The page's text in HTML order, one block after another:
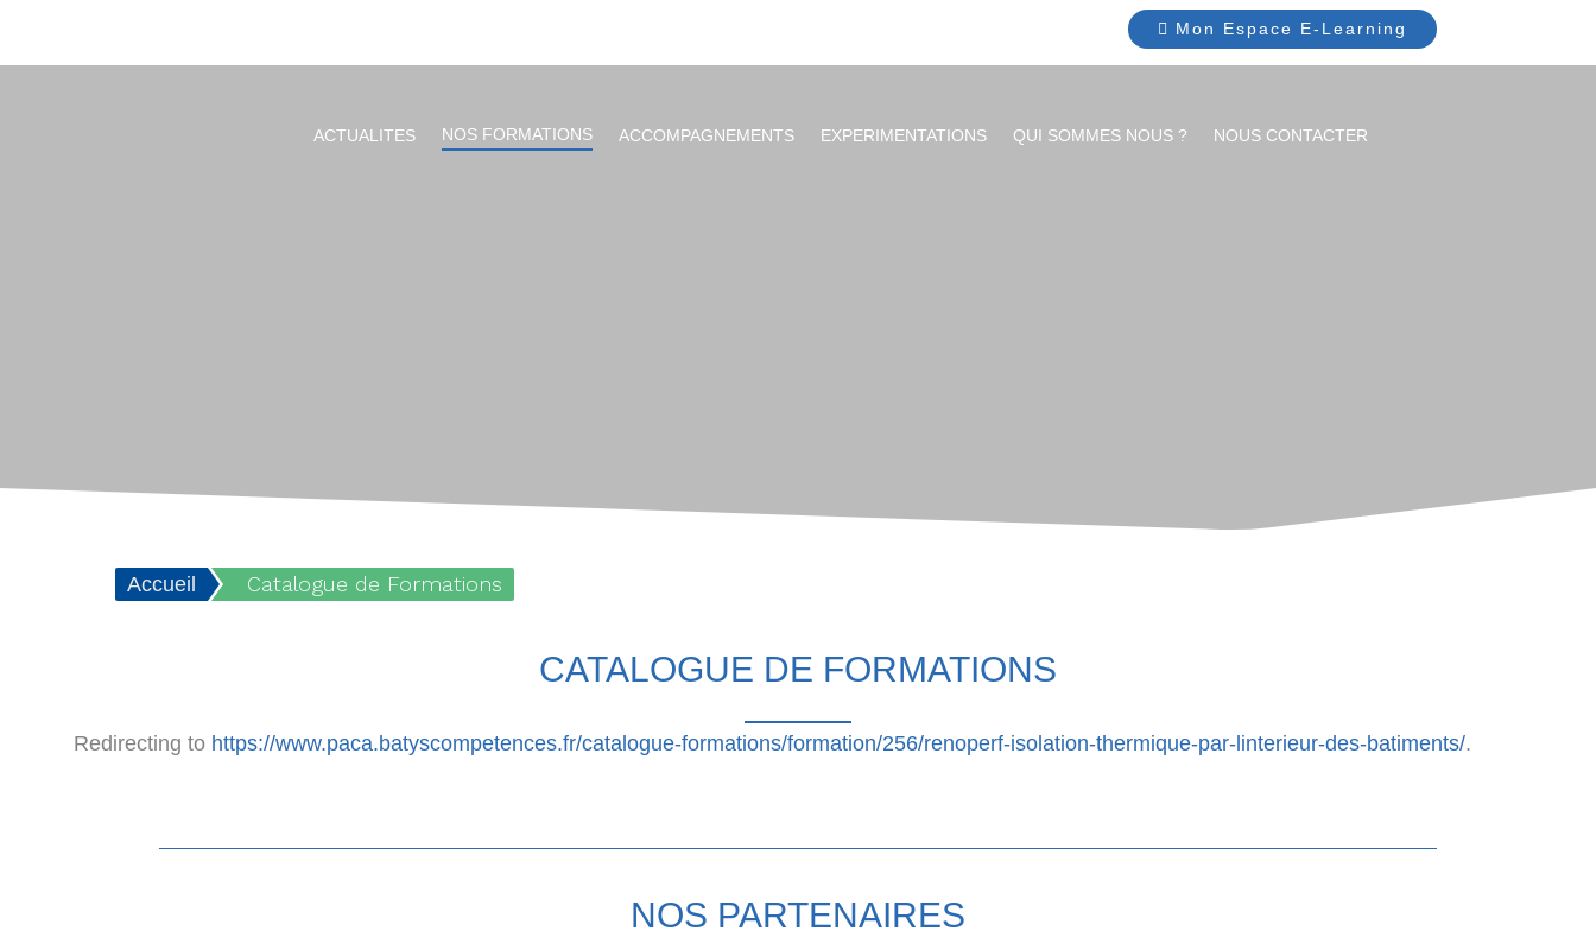
Mon Espace E-Learning
ACTUALITES NOS FORMATIONS ACCOMPAGNEMENTS EXPERIMENTATIONS QUI SOMMES NOUS ? NOUS CONTACTER
Accueil Catalogue de Formations
CATALOGUE DE FORMATIONS
Redirecting to https://www.paca.batyscompetences.fr/catalogue-formations/formation/256/renoperf-isolation-thermique-par-linterieur-des-batiments/.
NOS PARTENAIRES